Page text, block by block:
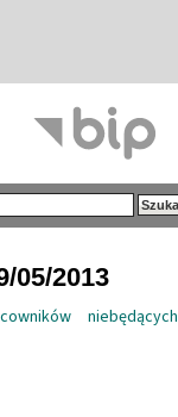
05/2013
niebędących